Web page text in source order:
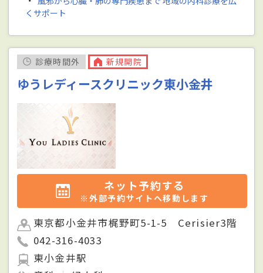
くサポート
診療時間外 新規開院
ゆうレディースクリニック東小金井
ネット予約する
※外部予約サイトへ移動します
東京都小金井市梶野町5-1-5 Cerisier3階
042-316-4033
東小金井駅